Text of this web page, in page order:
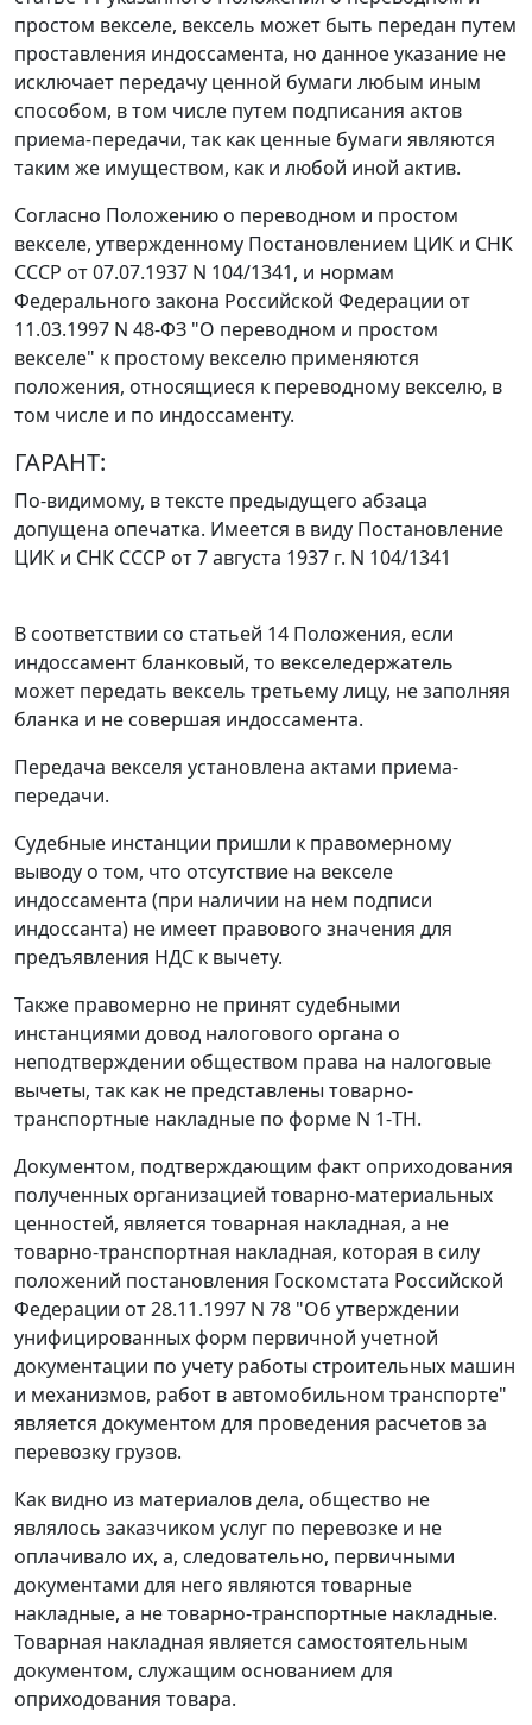
простом векселе, вексель может быть передан путем
проставления индоссамента, но данное указание не
исключает передачу ценной бумаги любым иным
способом, в том числе путем подписания актов
приема-передачи, так как ценные бумаги являются
таким же имуществом, как и любой иной актив.
Согласно Положению о переводном и простом
векселе, утвержденному Постановлением ЦИК и СНК
СССР от 07.07.1937 N 104/1341, и нормам
Федерального закона Российской Федерации от
11.03.1997 N 48-ФЗ "О переводном и простом
векселе" к простому векселю применяются
положения, относящиеся к переводному векселю, в
том числе и по индоссаменту.
ГАРАНТ:
По-видимому, в тексте предыдущего абзаца
допущена опечатка. Имеется в виду Постановление
ЦИК и СНК СССР от 7 августа 1937 г. N 104/1341
В соответствии со статьей 14 Положения, если
индоссамент бланковый, то векселедержатель
может передать вексель третьему лицу, не заполняя
бланка и не совершая индоссамента.
Передача векселя установлена актами приема-
передачи.
Судебные инстанции пришли к правомерному
выводу о том, что отсутствие на векселе
индоссамента (при наличии на нем подписи
индоссанта) не имеет правового значения для
предъявления НДС к вычету.
Также правомерно не принят судебными
инстанциями довод налогового органа о
неподтверждении обществом права на налоговые
вычеты, так как не представлены товарно-
транспортные накладные по форме N 1-ТН.
Документом, подтверждающим факт оприходования
полученных организацией товарно-материальных
ценностей, является товарная накладная, а не
товарно-транспортная накладная, которая в силу
положений постановления Госкомстата Российской
Федерации от 28.11.1997 N 78 "Об утверждении
унифицированных форм первичной учетной
документации по учету работы строительных машин
и механизмов, работ в автомобильном транспорте"
является документом для проведения расчетов за
перевозку грузов.
Как видно из материалов дела, общество не
являлось заказчиком услуг по перевозке и не
оплачивало их, а, следовательно, первичными
документами для него являются товарные
накладные, а не товарно-транспортные накладные.
Товарная накладная является самостоятельным
документом, служащим основанием для
оприходования товара.